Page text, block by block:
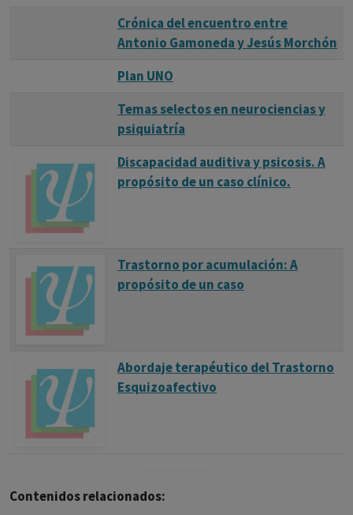
Crónica del encuentro entre
Antonio Gamoneda y Jesús Morchón
Plan UNO
Temas selectos en neurociencias y
psiquiatría
Discapacidad auditiva y psicosis. A
propósito de un caso clínico.
Trastorno por acumulación: A
propósito de un caso
Abordaje terapéutico del Trastorno
Esquizoafectivo
Contenidos relacionados: